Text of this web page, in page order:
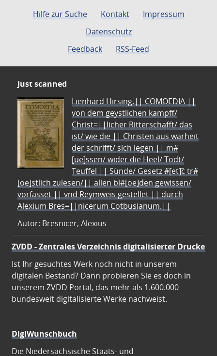
Hilfe zur Suche Kontakt
Impressum
Datenschutz
Feedback
RSS-Feed
Just scanned
Lienhard Hirsing.|| COMOEDIA ||
von dem geystlichen kampff/
Christ=||licher Ritterschafft/ das
ist/ wie die || Christen aus warheit
der schrifft/ sich legen || m#
[ue]ssen/ wider die Heel/ Todt/
Teuffel || Sünde/ Gesetz #[et]c̃ tr#
[oe]stlich zulesen/|| allen bl#[oe]den gewissen/
vorfasset || vnd Reymweis gestellet || durch
Alexium Bres=||nicerum Cotbusianum.||
Autor: Bresnicer, Alexius
ZVDD - Zentrales Verzeichnis digitalisierter Drucke
Ist Ihr gesuchtes Werk noch nicht in unserem
digitalen Bestand? Dann probieren Sie es doch in
unserem ZVDD Portal, das mehr als 1.600.000
bundesweit digitalisierte Werke nachweist.
DigiWunschbuch
Die Niedersächsische Staats- und